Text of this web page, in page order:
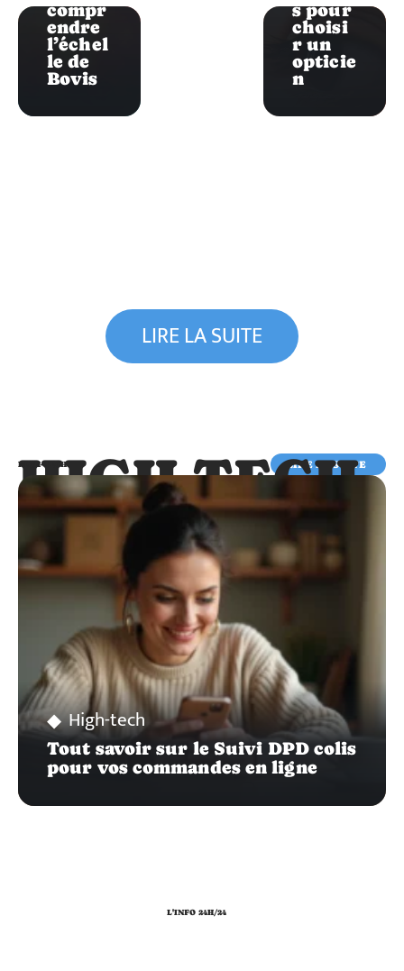
compr
endre
l’échel
le de
Bovis
s pour
choisi
r un
opticie
n
LIRE LA SUITE
HIGH-TECH
HIGH-TECH LIRE LA SUITE
High-tech
Tout savoir sur le Suivi DPD colis
pour vos commandes en ligne
L'INFO 24H/24